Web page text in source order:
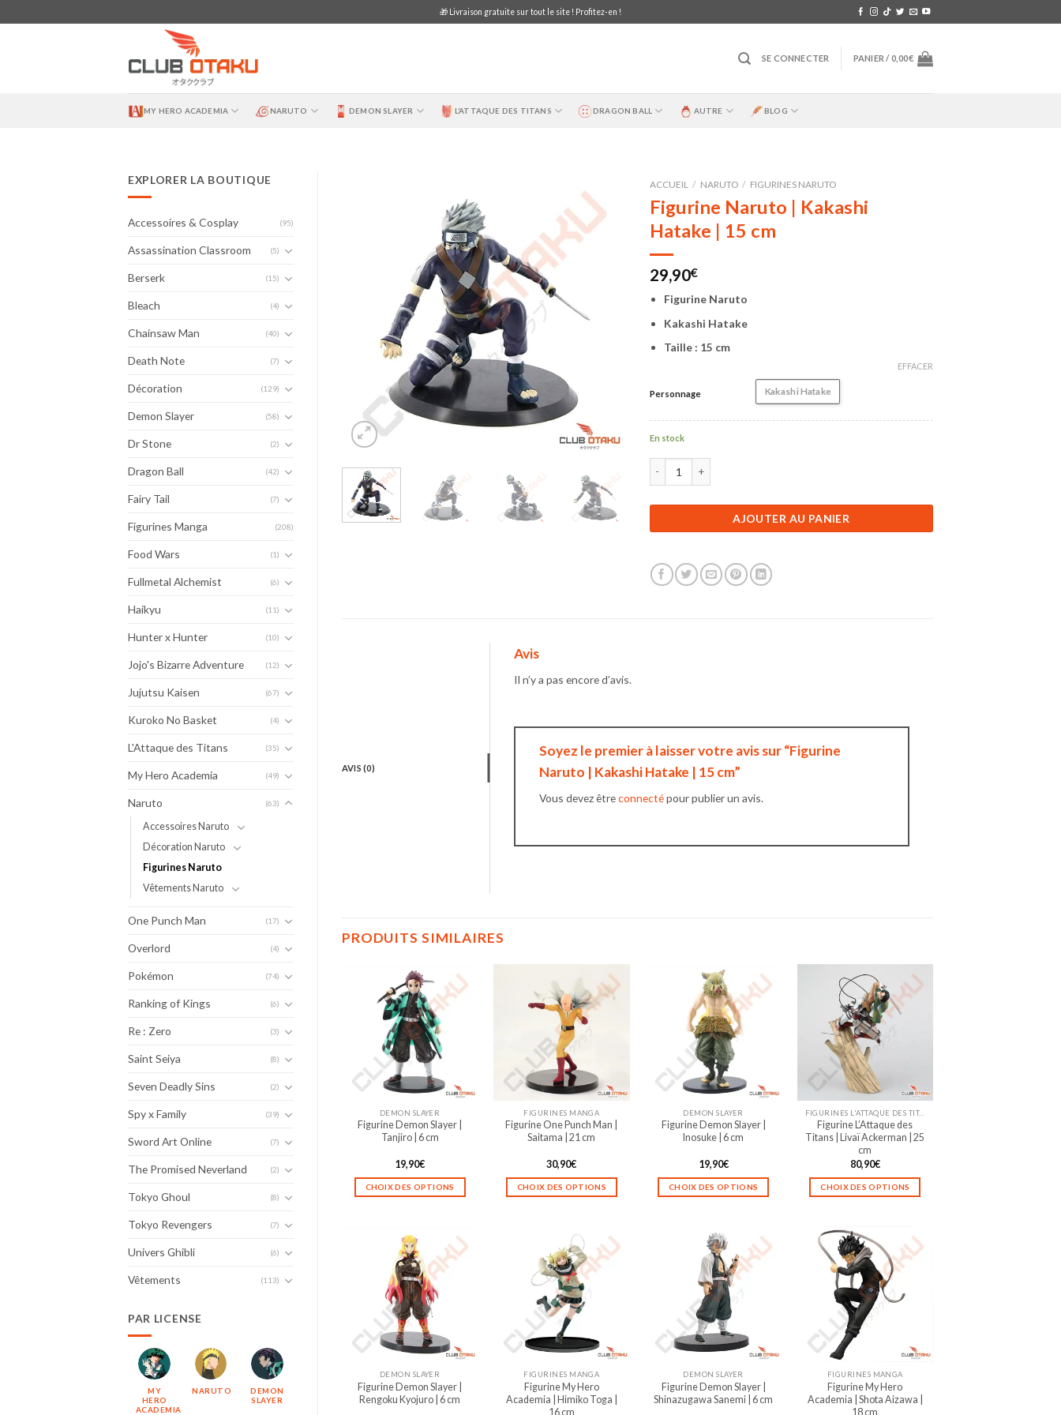
to
🎁 Livraison gratuite sur tout le site ! Profitez-en !
SE CONNECTER PANIER /0,00€
MY HERO ACADEMIA NARUTO DEMON SLAYER L’ATTAQUE DES TITANS DRAGON BALL AUTRE BLOG
EXPLORER LA BOUTIQUE
Accessoires & Cosplay (95)
Assassination Classroom (5)
Berserk (15)
Bleach (4)
Chainsaw Man (40)
Death Note (7)
Décoration (129)
Demon Slayer (58)
Dr Stone (2)
Dragon Ball (42)
Fairy Tail (7)
Figurines Manga (208)
Food Wars (1)
Fullmetal Alchemist (6)
Haikyu (11)
Hunter x Hunter (10)
Jojo's Bizarre Adventure (12)
Jujutsu Kaisen (67)
Kuroko No Basket (4)
L'Attaque des Titans (35)
My Hero Academia (49)
Naruto (63)
Accessoires Naruto
Décoration Naruto
Figurines Naruto
Vêtements Naruto
One Punch Man (17)
Overlord (4)
Pokémon (74)
Ranking of Kings (6)
Re : Zero (3)
Saint Seiya (8)
Seven Deadly Sins (2)
Spy x Family (39)
Sword Art Online (7)
The Promised Neverland (2)
Tokyo Ghoul (8)
Tokyo Revengers (7)
Univers Ghibli (6)
Vêtements (113)
PAR LICENSE
MY
HERO
ACADEMIA
NARUTO
DEMON
SLAYER
ACCUEIL / NARUTO / FIGURINES NARUTO
Figurine Naruto | Kakashi
Hatake | 15 cm
29,90€
Figurine Naruto
Kakashi Hatake
Taille : 15 cm
Personnage Kakashi Hatake
EFFACER
En stock
AJOUTER AU PANIER
AVIS (0)
Avis
Il n’y a pas encore d’avis.
Soyez le premier à laisser votre avis sur “Figurine
Naruto | Kakashi Hatake | 15 cm”
Vous devez êtreconnectépour publier un avis.
PRODUITS SIMILAIRES
DEMON SLAYER
Figurine Demon Slayer |
Tanjiro | 6 cm
19,90€
CHOIX DES OPTIONS
a
plusieurs
variations.
Les
options
peuvent
être
choisies
la
page
du
FIGURINES MANGA
Figurine One Punch Man |
Saitama | 21 cm
30,90€
CHOIX DES OPTIONS
plusieurs
variations.
Les
options
peuvent
être
choisies
la
page
du
DEMON SLAYER
Figurine Demon Slayer |
Inosuke | 6 cm
19,90€
CHOIX DES OPTIONS
a
plusieurs
variations.
Les
options
peuvent
être
choisies
la
page
FIGURINES L'ATTAQUE DES TITANS
Figurine L’Attaque des
Titans | Livaï Ackerman | 25
cm
80,90€
CHOIX DES OPTIONS
a
plusieurs
variations.
Les
options
peuvent
la
page
du
DEMON SLAYER
Figurine Demon Slayer |
Rengoku Kyojuro | 6 cm
FIGURINES MANGA
Figurine My Hero
Academia | Himiko Toga |
16 cm
DEMON SLAYER
Figurine Demon Slayer |
Shinazugawa Sanemi | 6 cm
FIGURINES MANGA
Figurine My Hero
Academia | Shota Aizawa |
18 cm